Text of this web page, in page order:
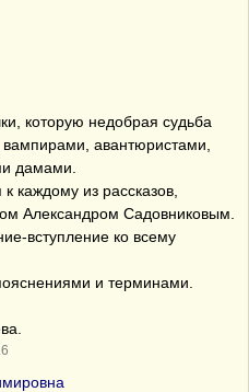
которую недобрая судьба
вампирами, авантюристами,
дамами.
каждому из рассказов,
Александром Садовниковым.
вступление ко всему
и терминами.